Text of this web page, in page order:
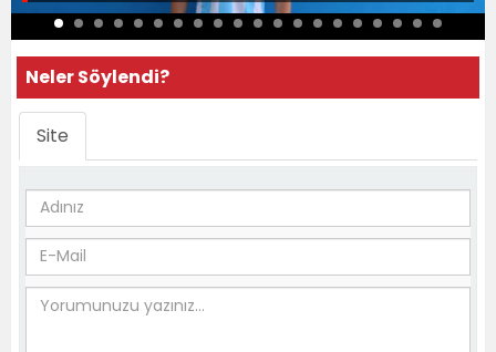
Neler Söylendi?
Site